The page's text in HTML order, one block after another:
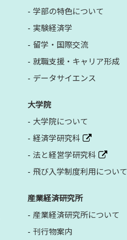
学部の特色について
実験経済学
留学・国際交流
就職支援・キャリア形成
データサイエンス
大学院
大学院について
経済学研究科
法と経営学研究科
飛び入学制度利用について
産業経済研究所
産業経済研究所について
刊行物案内